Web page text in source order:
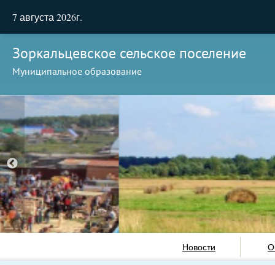
7 августа 2026г.
Зоркальцевское сельское поселение
Муниципальное образование
Новости